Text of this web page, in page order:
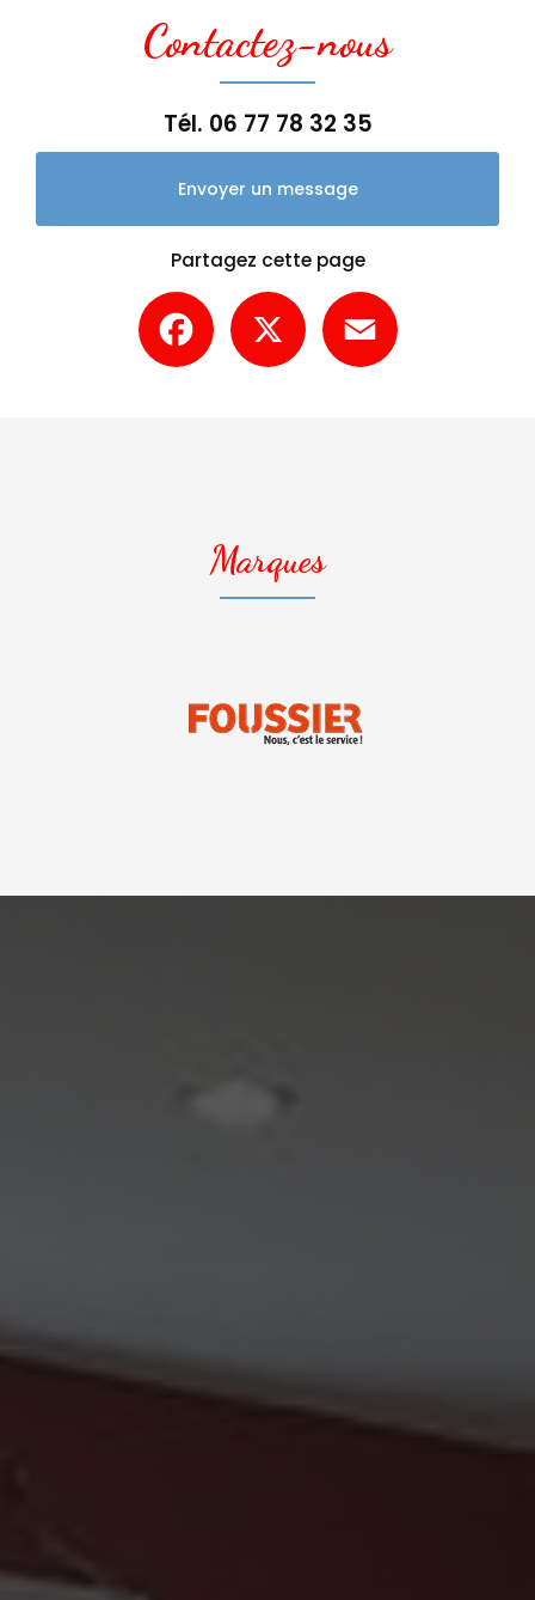
Contactez-nous
Tél. 06 77 78 32 35
Envoyer un message
Partagez cette page
Facebook
Marques